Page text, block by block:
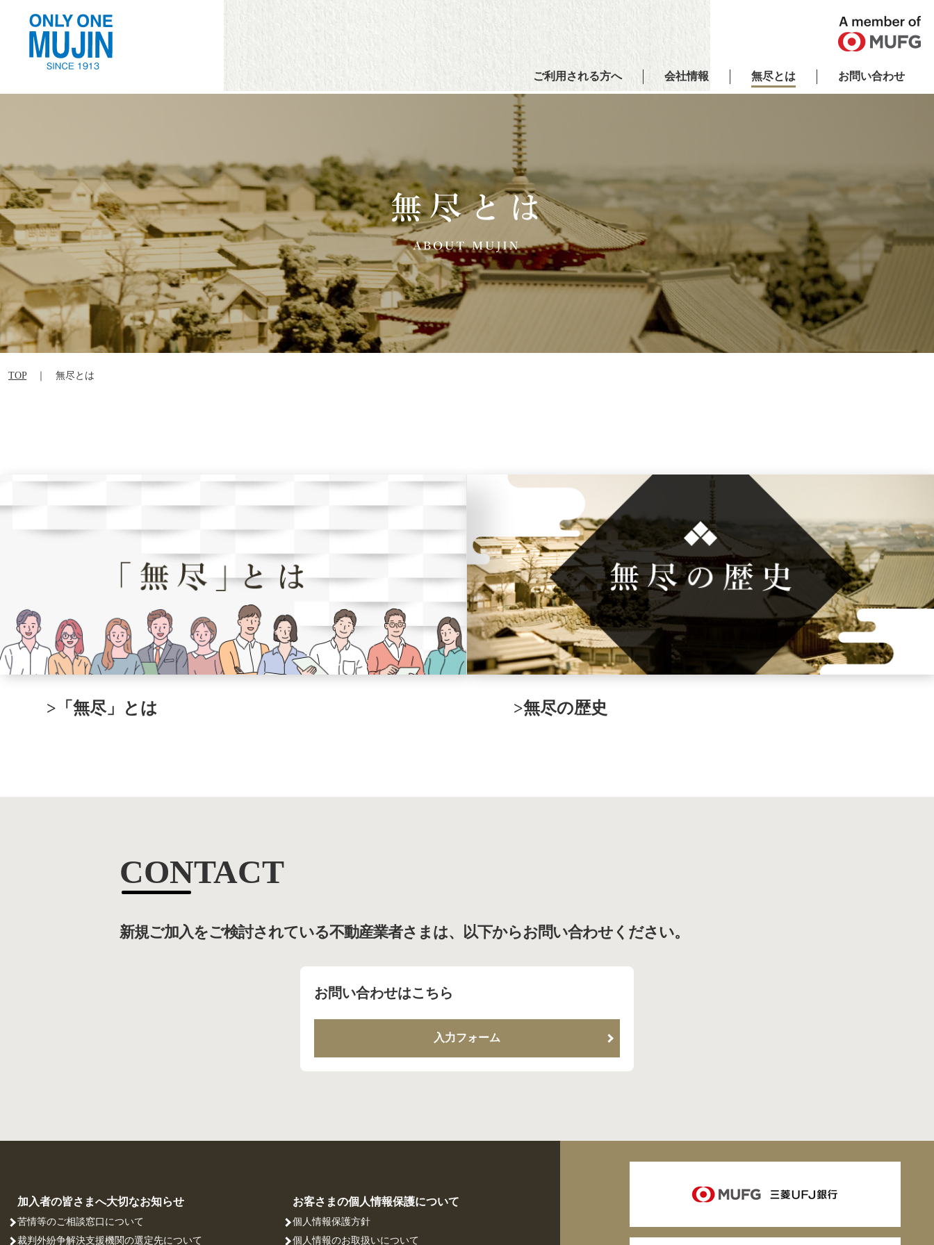
ご利用される方へ 会社情報 無尽とは お問い合わせ
TOP｜ 無尽とは
>「無尽」とは >無尽の歴史
CONTACT
新規ご加入をご検討されている不動産業者さまは、以下からお問い合わせください。
お問い合わせはこちら
入力フォーム
加入者の皆さまへ大切なお知らせ
苦情等のご相談窓口について
裁判外紛争解決支援機関の選定先について
お客さまの個人情報保護について
個人情報保護方針
個人情報のお取扱いについて